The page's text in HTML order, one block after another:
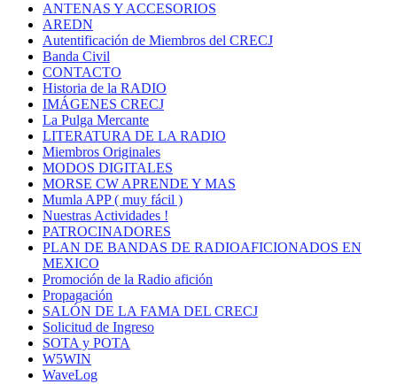
ANTENAS Y ACCESORIOS
AREDN
Autentificación de Miembros del CRECJ
Banda Civil
CONTACTO
Historia de la RADIO
IMÁGENES CRECJ
La Pulga Mercante
LITERATURA DE LA RADIO
Miembros Originales
MODOS DIGITALES
MORSE CW APRENDE Y MAS
Mumla APP ( muy fácil )
Nuestras Actividades !
PATROCINADORES
PLAN DE BANDAS DE RADIOAFICIONADOS EN
MEXICO
Promoción de la Radio afición
Propagación
SALÓN DE LA FAMA DEL CRECJ
Solicitud de Ingreso
SOTA y POTA
W5WIN
WaveLog